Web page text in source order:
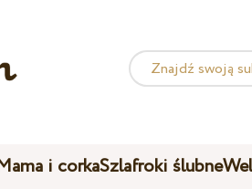
i corkaSzlafroki ślubne